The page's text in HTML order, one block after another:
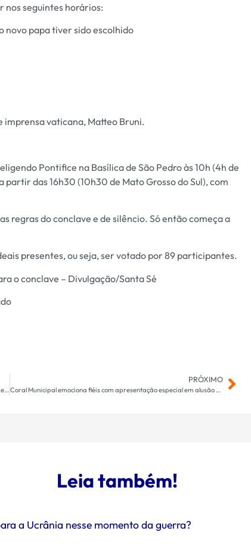
seguintes horários:
novo papa tiver sido escolhido
vaticana, Matteo Bruni.
Pontifice na Basílica de São Pedro às 10h (4h de
das 16h30 (10h30 de Mato Grosso do Sul), com
regras do conclave e de silêncio. Só então começa a
presentes, ou seja, ser votado por 89 participantes.
o conclave – Divulgação/Santa Sé
Bancada do PDT deixa base aliada do governo Lula após denúncia de corrupção
PRÓXIMO
Coral Municipal emociona fiéis com apresentação especial em alusão à Semana Santa
Leia também!
a Ucrânia nesse momento da guerra?